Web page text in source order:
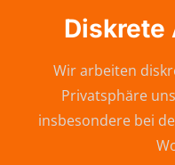
Diskrete
Wir arbeiten
Privatsphäre
insbesondere bei